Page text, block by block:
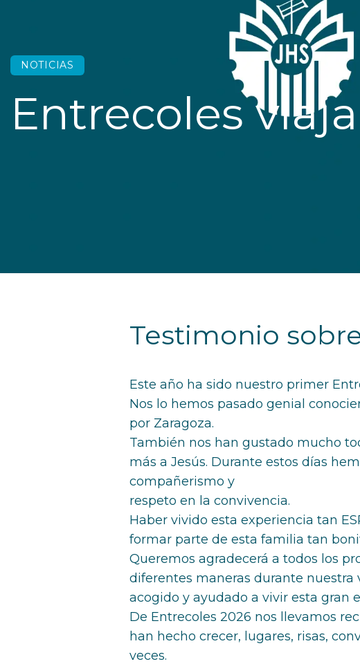
NOTICIAS
Entrecoles
Testimonio
Este año ha sido nuestro primer
Nos lo hemos pasado genial
por Zaragoza.
También nos han gustado mucho
más a Jesús. Durante estos días
compañerismo y
respeto en la convivencia.
Haber vivido esta experiencia tan
formar parte de esta familia tan
Queremos agradecerá a todos los
diferentes maneras durante nuestra
acogido y ayudado a vivir esta gran
De Entrecoles 2026 nos llevamos
han hecho crecer, lugares, risas,
veces.